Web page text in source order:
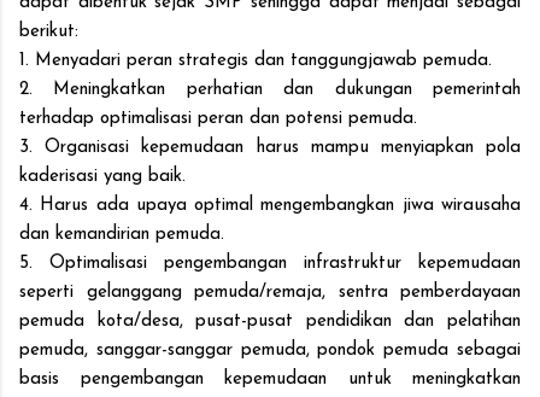
berikut:
1. Menyadari peran strategis dan tanggungjawab pemuda.
2. Meningkatkan perhatian dan dukungan pemerintah
terhadap optimalisasi peran dan potensi pemuda.
3. Organisasi kepemudaan harus mampu menyiapkan pola
kaderisasi yang baik.
4. Harus ada upaya optimal mengembangkan jiwa wirausaha
dan kemandirian pemuda.
5. Optimalisasi pengembangan infrastruktur kepemudaan
seperti gelanggang pemuda/remaja, sentra pemberdayaan
pemuda kota/desa, pusat-pusat pendidikan dan pelatihan
pemuda, sanggar-sanggar pemuda, pondok pemuda sebagai
basis pengembangan kepemudaan untuk meningkatkan